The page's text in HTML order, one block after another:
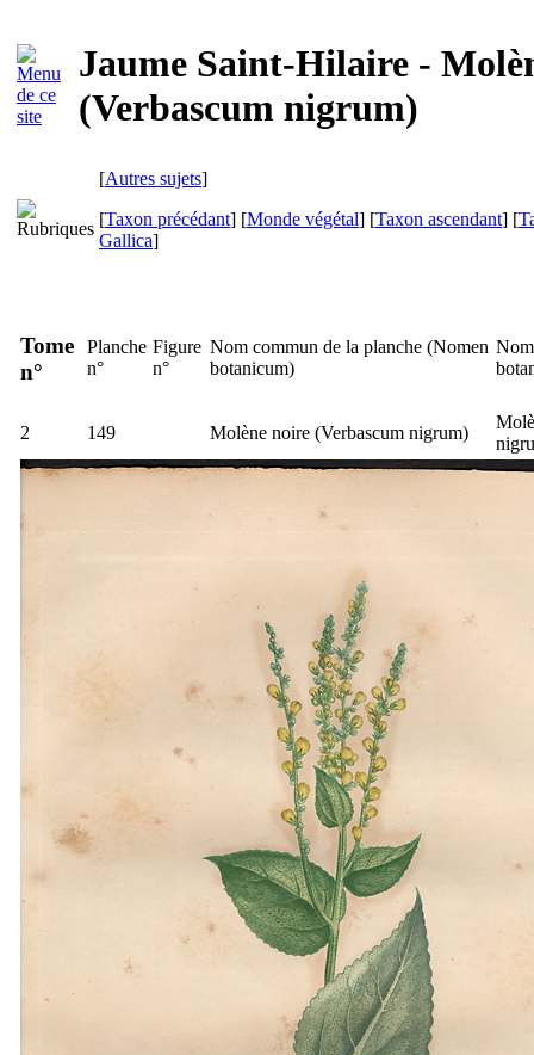
Jaume Saint-Hilaire -
(Verbascum nigrum)
[Autres sujets]
[Taxon précédant] [Monde végétal] [Taxon ascendant] [
Gallica]
Tome
n°
Planche
n°
Figure
n°
Nom commun de la planche (Nomen
botanicum)
2 149 Molène noire (Verbascum nigrum)